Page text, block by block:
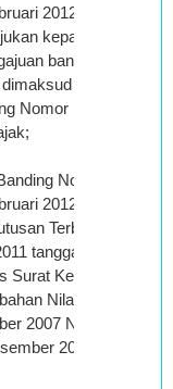
2012, dibuat
kepada
banding
dalam Pasal
Nomor 14 Tahun
Nomor : 013/II/
2012,
Terbanding
tanggal 03
Surat Ketetapan
Nilai Barang dan
2007 Nomor:
2010;